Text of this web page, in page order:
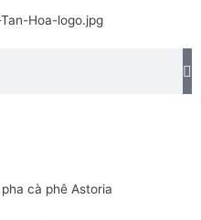
cà phê Astoria